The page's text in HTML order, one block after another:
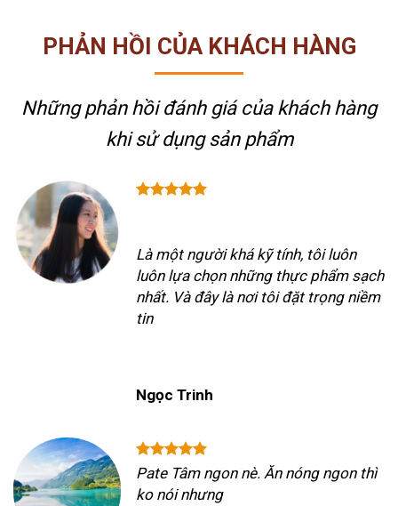
PHẢN HỒI CỦA KHÁCH HÀNG
Những phản hồi đánh giá của khách hàng
khi sử dụng sản phẩm
Là một người khá kỹ tính, tôi luôn
luôn lựa chọn những thực phẩm sạch
nhất. Và đây là nơi tôi đặt trọng niềm
tin
Ngọc Trinh
Pate Tâm ngon nè. Ăn nóng ngon thì
ko nói nhưng